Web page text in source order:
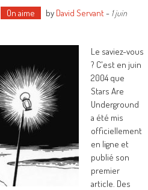
On aime by David Servant- 1 juin
Le saviez-vous
? C'est en juin
2004 que
Stars Are
Underground
a été mis
officiellement
en ligne et
publié son
premier
article. Des